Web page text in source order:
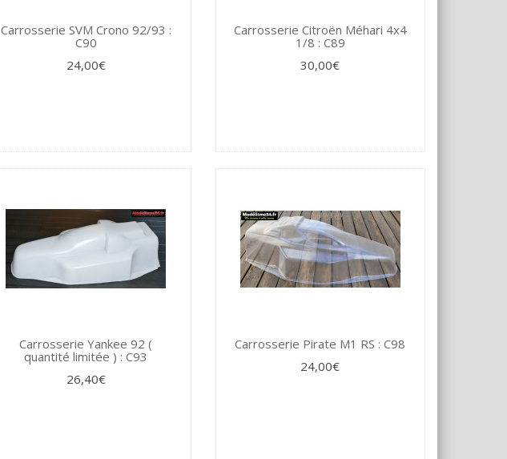
Carrosserie SVM Crono 92/93 :
C90
24,00€
Carrosserie Citroën Méhari 4x4
1/8 : C89
30,00€
Carrosserie Yankee 92 (
quantité limitée ) : C93
26,40€
Carrosserie Pirate M1 RS : C98
24,00€